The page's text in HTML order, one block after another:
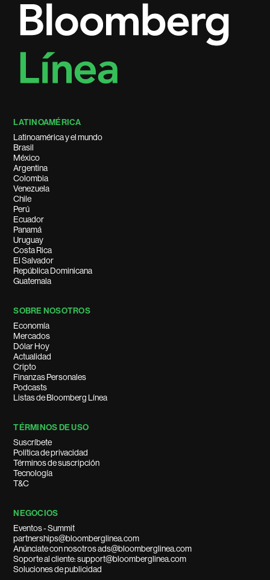
LATINOAMÉRICA
Latinoamérica y el mundo
Brasil
México
Argentina
Colombia
Venezuela
Chile
Perú
Ecuador
Panamá
Uruguay
Costa Rica
El Salvador
República Dominicana
Guatemala
SOBRE NOSOTROS
Economía
Mercados
Dólar Hoy
Actualidad
Cripto
Finanzas Personales
Podcasts
Listas de Bloomberg Línea
TÉRMINOS DE USO
Suscríbete
Política de privacidad
Términos de suscripción
Tecnología
T&C
NEGOCIOS
Eventos - Summit
partnerships@bloomberglinea.com
Anúnciate con nosotros ads@bloomberglinea.com
Soporte al cliente: support@bloomberglinea.com
Soluciones de publicidad